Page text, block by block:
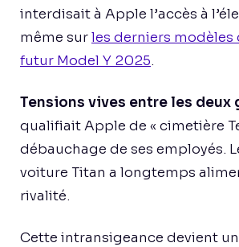
interdisait à Apple l’accès à
même surles derniers modèles
futur Model Y 2025.
Tensions vives entre les deux
qualifiait Apple de « cimetière
débauchage de ses employés.
voiture Titan a longtemps
rivalité.
Cette intransigeance devient